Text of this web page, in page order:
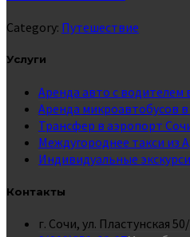
Category: Путешествие
Услуги
Аренда авто с водителем
Аренда микроавтобусов
Трансфер в аэропорт
Междугороднее такси из
Индивидуальные
Контакты
г. Сочи, ул. Пластунская